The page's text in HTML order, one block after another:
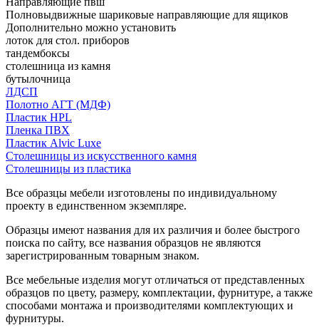
Полновыдвижные шариковые направляющие для ящиков
Дополнительно можно установить
лоток для стол. приборов
тандембоксы
столешница из камня
бутылочница
ЛДСП
Полотно АГТ (МДФ)
Пластик HPL
Пленка ПВХ
Пластик Alvic Luxe
Столешницы из искусственного камня
Столешницы из пластика
Все образцы мебели изготовлены по индивидуальному
проекту в единственном экземпляре.
Образцы имеют названия для их различия и более быстрого
поиска по сайту, все названия образцов не являются
зарегистрированным товарным знаком.
Все мебельные изделия могут отличаться от представленных
образцов по цвету, размеру, комплектации, фурнитуре, а также
способами монтажа и производителями комплектующих и
фурнитуры.